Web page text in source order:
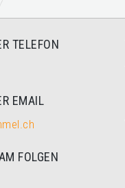
TELEFON
EMAIL
FOLGEN